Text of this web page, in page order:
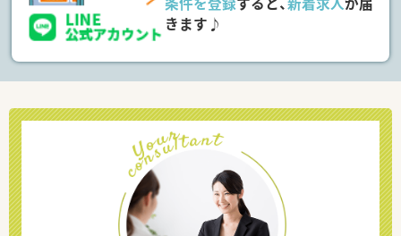
きます♪